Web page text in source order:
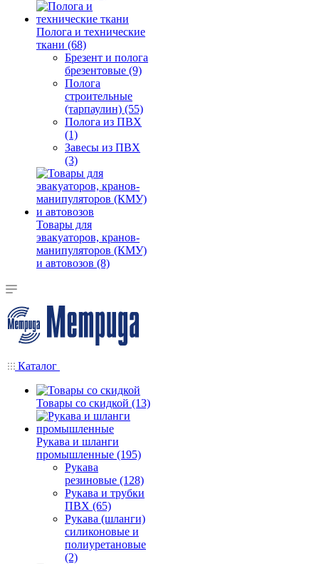
Полога и технические
ткани (68)
Брезент и полога
брезентовые (9)
Полога
строительные
(тарпаулин) (55)
Полога из ПВХ
(1)
Завесы из ПВХ
(3)
Товары для
эвакуаторов, кранов-
манипуляторов (КМУ)
и автовозов (8)
Каталог
Товары со скидкой (13)
Рукава и шланги
промышленные (195)
Рукава
резиновые (128)
Рукава и трубки
ПВХ (65)
Рукава (шланги)
силиконовые и
полиуретановые
(2)